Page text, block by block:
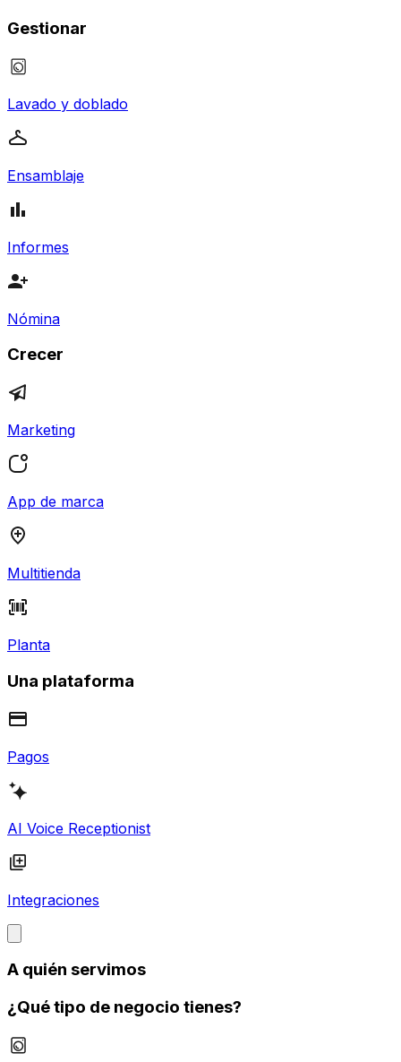
Gestionar
Lavado y doblado
Ensamblaje
Informes
Nómina
Crecer
Marketing
App de marca
Multitienda
Planta
Una plataforma
Pagos
AI Voice Receptionist
Integraciones
A quién servimos
¿Qué tipo de negocio tienes?